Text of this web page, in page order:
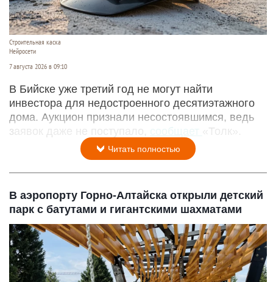
Строительная каска
Нейросети
7 августа 2026 в 09:10
В Бийске уже третий год не могут найти
инвестора для недостроенного десятиэтажного
дома. Аукцион признали несостоявшимся, ведь
заявок даже не поступало,
сообщает «Толк».
Читать полностью
В аэропорту Горно-Алтайска открыли детский
парк с батутами и гигантскими шахматами